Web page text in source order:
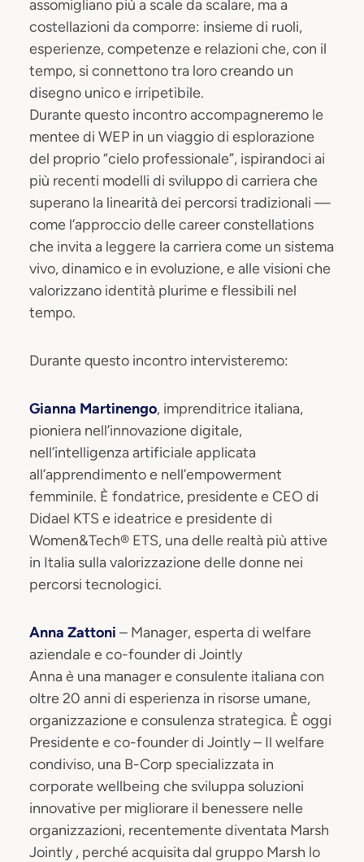
assomigliano più a scale da scalare, ma a
costellazioni da comporre: insieme di ruoli,
esperienze, competenze e relazioni che, con il
tempo, si connettono tra loro creando un
disegno unico e irripetibile.
Durante questo incontro accompagneremo le
mentee di WEP in un viaggio di esplorazione
del proprio “cielo professionale”, ispirandoci ai
più recenti modelli di sviluppo di carriera che
superano la linearità dei percorsi tradizionali —
come l’approccio delle career constellations
che invita a leggere la carriera come un sistema
vivo, dinamico e in evoluzione, e alle visioni che
valorizzano identità plurime e flessibili nel
tempo.
Durante questo incontro intervisteremo:
Gianna Martinengo, imprenditrice italiana,
pioniera nell’innovazione digitale,
nell’intelligenza artificiale applicata
all’apprendimento e nell’empowerment
femminile. È fondatrice, presidente e CEO di
Didael KTS e ideatrice e presidente di
Women&Tech®️ ETS, una delle realtà più attive
in Italia sulla valorizzazione delle donne nei
percorsi tecnologici.
Anna Zattoni – Manager, esperta di welfare
aziendale e co-founder di Jointly
Anna è una manager e consulente italiana con
oltre 20 anni di esperienza in risorse umane,
organizzazione e consulenza strategica. È oggi
Presidente e co-founder di Jointly – Il welfare
condiviso, una B-Corp specializzata in
corporate wellbeing che sviluppa soluzioni
innovative per migliorare il benessere nelle
organizzazioni, recentemente diventata Marsh
Jointly , perché acquisita dal gruppo Marsh lo